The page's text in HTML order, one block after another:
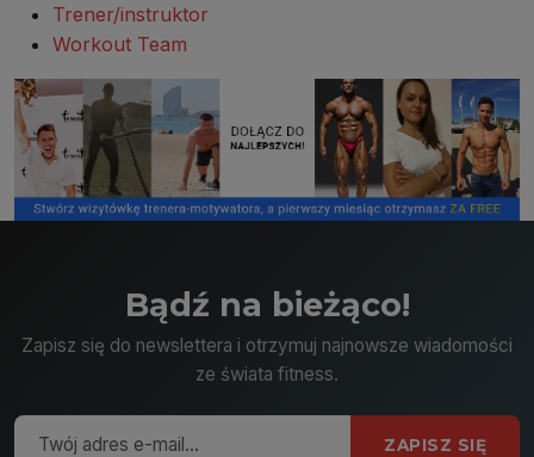
Trener/instruktor
Workout Team
Bądź na bieżąco!
Zapisz się do newslettera i otrzymuj najnowsze wiadomości
ze świata fitness.
ZAPISZ SIĘ